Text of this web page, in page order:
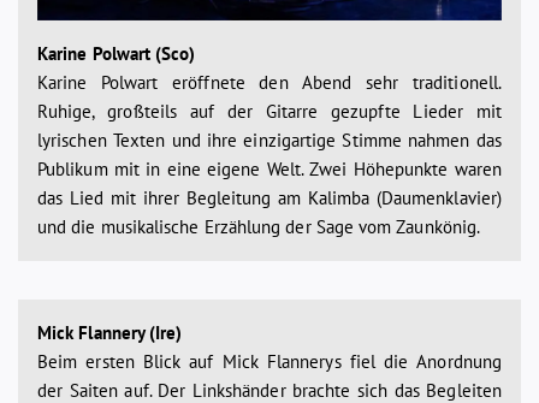
Karine Polwart (Sco)
Karine Polwart eröffnete den Abend sehr traditionell.
Ruhige, großteils auf der Gitarre gezupfte Lieder mit
lyrischen Texten und ihre einzigartige Stimme nahmen das
Publikum mit in eine eigene Welt. Zwei Höhepunkte waren
das Lied mit ihrer Begleitung am Kalimba (Daumenklavier)
und die musikalische Erzählung der Sage vom Zaunkönig.
Mick Flannery (Ire)
Beim ersten Blick auf Mick Flannerys fiel die Anordnung
der Saiten auf. Der Linkshänder brachte sich das Begleiten